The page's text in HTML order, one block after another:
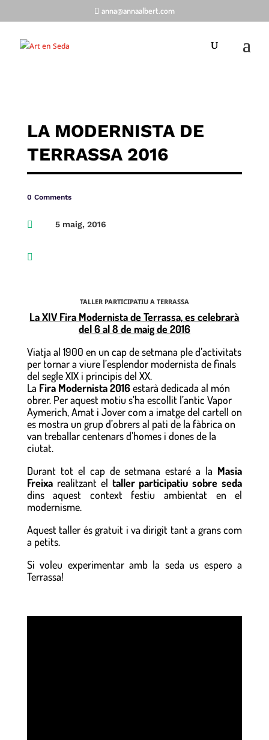
anna@annaalbert.com
LA MODERNISTA DE
TERRASSA 2016
0 Comments
 5 maig, 2016

TALLER PARTICIPATIU A TERRASSA
La XIV Fira Modernista de Terrassa, es celebrarà
del 6 al 8 de maig de 2016
Viatja al 1900 en un cap de setmana ple d’activitats
per tornar a viure l’esplendor modernista de finals
del segle XIX i principis del XX.
La Fira Modernista 2016estarà dedicada al món
obrer. Per aquest motiu s’ha escollit l’antic Vapor
Aymerich, Amat i Jover com a imatge del cartell on
es mostra un grup d’obrers al pati de la fàbrica on
van treballar centenars d’homes i dones de la
ciutat.
Durant tot el cap de setmana estaré a la Masia
Freixarealitzant el taller participatiu sobre seda
dins aquest context festiu ambientat en el
modernisme.
Aquest taller és gratuit i va dirigit tant a grans com
a petits.
Si voleu experimentar amb la seda us espero a
Terrassa!